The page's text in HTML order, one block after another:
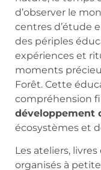
d’observer le
centres d’étude
des périples
expériences et
moments
Forêt. Cette
compréhension
développement
écosystèmes et
Les ateliers,
organisés à